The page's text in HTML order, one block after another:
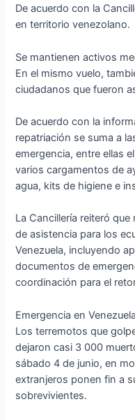
De acuerdo con la
en territorio venezolano.
Se mantienen activos
En el mismo vuelo,
ciudadanos que fueron
De acuerdo con la
repatriación se suma a
emergencia, entre ellas
varios cargamentos de
agua, kits de higiene e
La Cancillería reiteró
de asistencia para los
Venezuela, incluyendo
documentos de
coordinación para el
Emergencia en Venezuela
Los terremotos que
dejaron casi 3 000
sábado 4 de junio, en
extranjeros ponen fin a
sobrevivientes.